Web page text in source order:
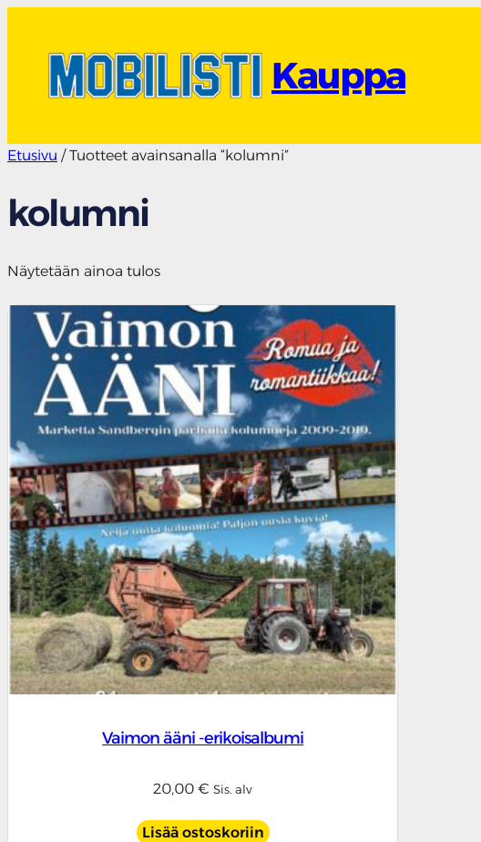
Kauppa
Etusivu / Tuotteet avainsanalla “kolumni”
kolumni
Näytetään ainoa tulos
Vaimon ääni -erikoisalbumi
20,00€ Sis. alv
Lisää ostoskoriin